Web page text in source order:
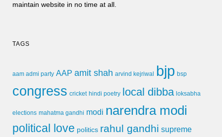
maintain website in no time at all.
TAGS
aam admi party AAP amit shah arvind kejriwal bjp bsp
congress cricket hindi poetry local dibba loksabha
elections mahatma gandhi modi narendra modi
political love politics rahul gandhi supreme